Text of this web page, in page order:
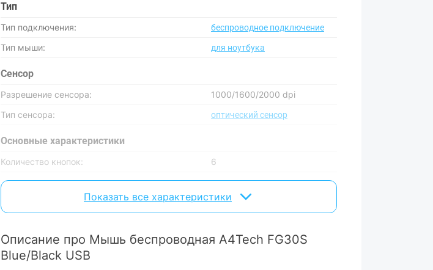
Тип
Тип подключения: беспроводное подключение
Тип мыши: для ноутбука
Сенсор
Разрешение сенсора:
1000/1600/2000 dpi
Тип сенсора:
оптический сенсор
Основные характеристики
Количество кнопок:
6
Колесо прокрутки:
есть
Беспроводная связь
Питание
Показать все характеристики
Описание про Мышь беспроводная A4Tech FG30S
Blue/Black USB